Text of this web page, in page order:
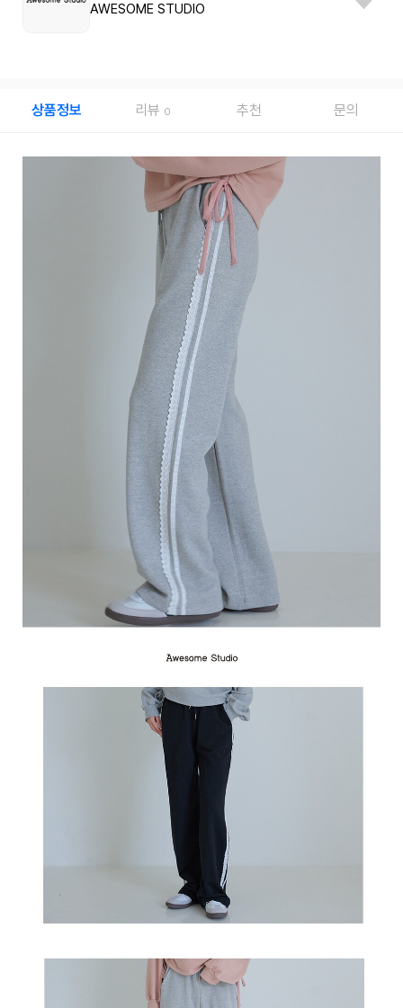
AWESOME STUDIO
상품정보 리뷰 0 추천 문의